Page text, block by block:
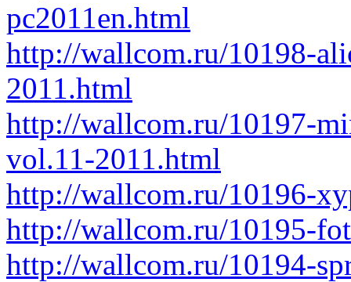
pc2011en.html
http://wallcom.ru/10198-
2011.html
http://wallcom.ru/10197-
vol.11-2011.html
http://wallcom.ru/10196-
http://wallcom.ru/10195-
http://wallcom.ru/10194-